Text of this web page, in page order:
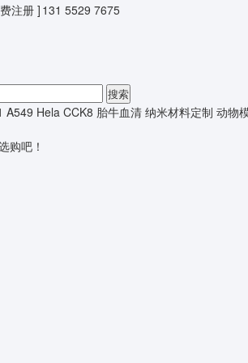
注册 ] 131 5529 7675
搜索
A549 Hela CCK8 胎牛血清 纳米材料定制 动物
购吧！